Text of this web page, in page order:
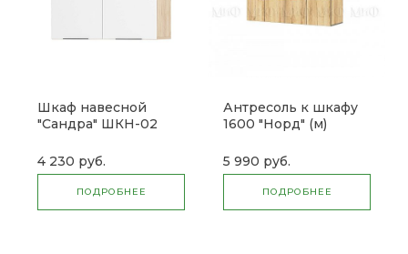
Шкаф навесной
"Сандра" ШКН-02
4 230 руб.
ПОДРОБНЕЕ
Антресоль к шкафу
1600 "Норд" (м)
5 990 руб.
ПОДРОБНЕЕ